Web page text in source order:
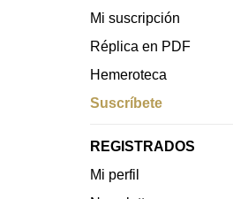
Mi suscripción
Réplica en PDF
Hemeroteca
Suscríbete
REGISTRADOS
Mi perfil